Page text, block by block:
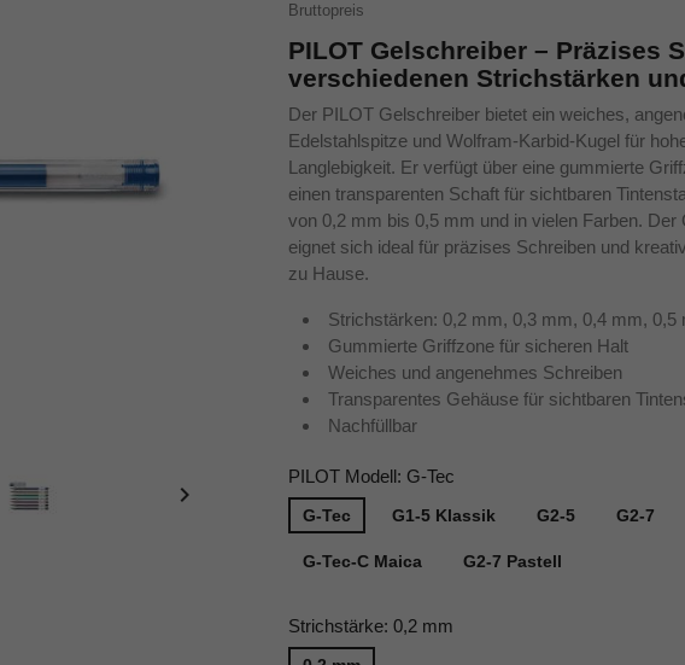

Bruttopreis
PILOT Gelschreiber – Präzises
verschiedenen Strichstärken
Der PILOT Gelschreiber bietet ein weiches,
Edelstahlspitze und Wolfram-Karbid-Kugel für
Langlebigkeit. Er verfügt über eine gummierte
einen transparenten Schaft für sichtbaren
von 0,2 mm bis 0,5 mm und in vielen Farben. Der
eignet sich ideal für präzises Schreiben und
zu Hause.
Strichstärken: 0,2 mm, 0,3 mm, 0,4 mm, 0,5
Gummierte Griffzone für sicheren Halt
Weiches und angenehmes Schreiben
Transparentes Gehäuse für sichtbaren
Nachfüllbar
PILOT Modell: G-Tec
G-Tec G1-5 Klassik G2-5 G2-7
G-Tec-C Maica G2-7 Pastell
Strichstärke: 0,2 mm